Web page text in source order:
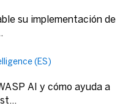
su implementación de
(ES)
AI y cómo ayuda a